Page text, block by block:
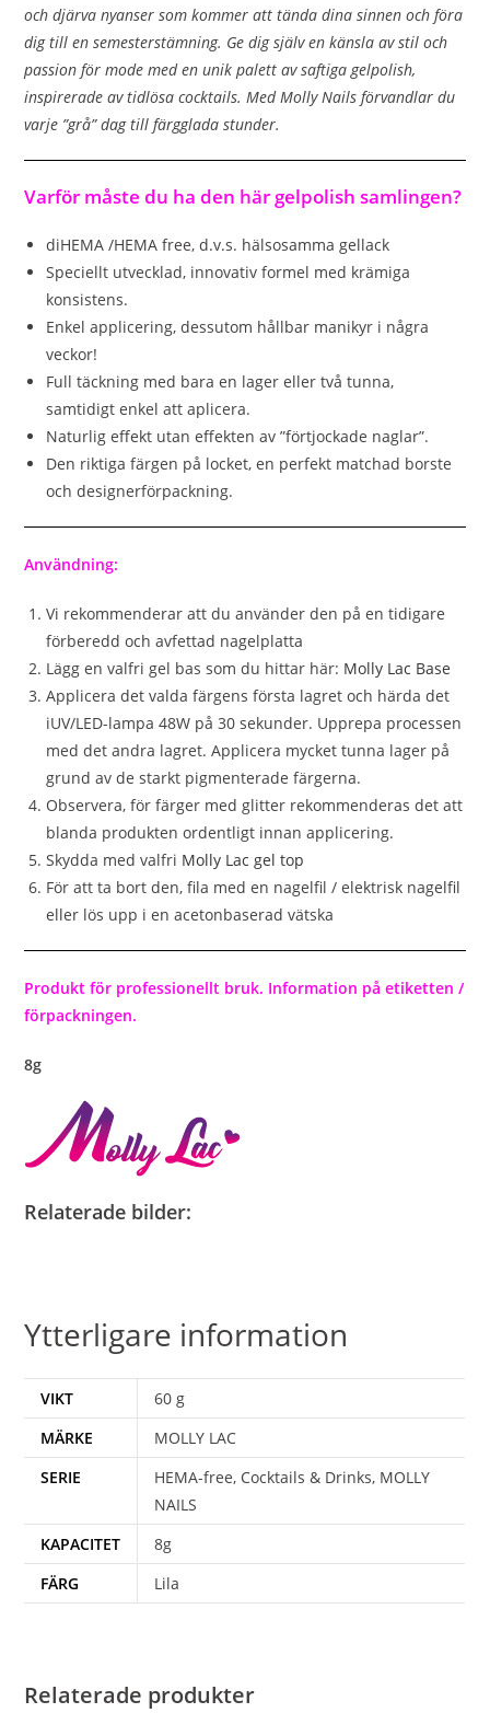
och djärva nyanser som kommer att tända dina sinnen och föra
dig till en semesterstämning. Ge dig själv en känsla av stil och
passion för mode med en unik palett av saftiga gelpolish,
inspirerade av tidlösa cocktails. Med Molly Nails förvandlar du
varje ”grå” dag till färgglada stunder.
Varför måste du ha den här gelpolish samlingen?
diHEMA /HEMA free, d.v.s. hälsosamma gellack
Speciellt utvecklad, innovativ formel med krämiga
konsistens.
Enkel applicering, dessutom hållbar manikyr i några
veckor!
Full täckning med bara en lager eller två tunna,
samtidigt enkel att aplicera.
Naturlig effekt utan effekten av ”förtjockade naglar”.
Den riktiga färgen på locket, en perfekt matchad borste
och designerförpackning.
Användning:
Vi rekommenderar att du använder den på en tidigare
förberedd och avfettad nagelplatta
Lägg en valfri gel bas som du hittar här: Molly Lac Base
Applicera det valda färgens första lagret och härda det
iUV/LED-lampa 48W på 30 sekunder. Upprepa processen
med det andra lagret. Applicera mycket tunna lager på
grund av de starkt pigmenterade färgerna.
Observera, för färger med glitter rekommenderas det att
blanda produkten ordentligt innan applicering.
Skydda med valfri Molly Lac gel top
För att ta bort den, fila med en nagelfil / elektrisk nagelfil
eller lös upp i en acetonbaserad vätska
Produkt för professionellt bruk. Information på etiketten /
förpackningen.
8g
Relaterade bilder:
Ytterligare information
VIKT
60 g
MÄRKE
MOLLY LAC
SERIE
HEMA-free, Cocktails & Drinks, MOLLY
NAILS
KAPACITET
8g
FÄRG
Lila
Relaterade produkter